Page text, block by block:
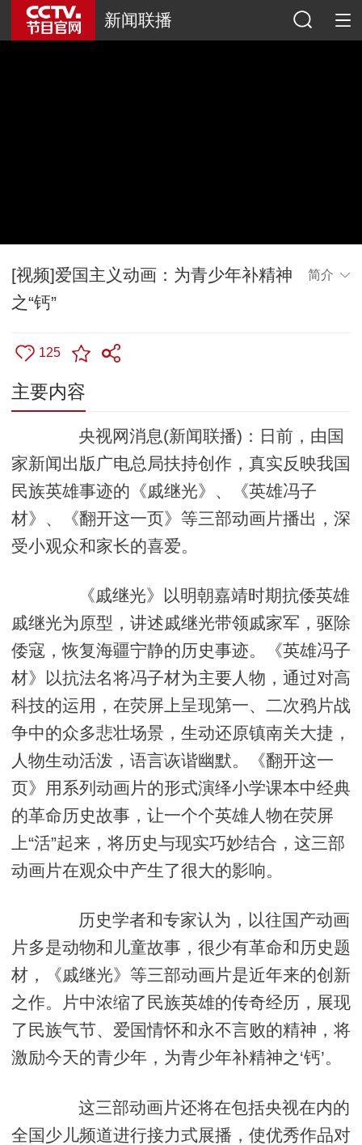
新闻联播
[视频]爱国主义动画：为青少年补精神
之“钙”
简介
125
主要内容
央视网消息(新闻联播)：日前，由国
家新闻出版广电总局扶持创作，真实反映我国
民族英雄事迹的《戚继光》、《英雄冯子
材》、《翻开这一页》等三部动画片播出，深
受小观众和家长的喜爱。
《戚继光》以明朝嘉靖时期抗倭英雄
戚继光为原型，讲述戚继光带领戚家军，驱除
倭寇，恢复海疆宁静的历史事迹。《英雄冯子
材》以抗法名将冯子材为主要人物，通过对高
科技的运用，在荧屏上呈现第一、二次鸦片战
争中的众多悲壮场景，生动还原镇南关大捷，
人物生动活泼，语言诙谐幽默。《翻开这一
页》用系列动画片的形式演绎小学课本中经典
的革命历史故事，让一个个英雄人物在荧屏
上“活”起来，将历史与现实巧妙结合，这三部
动画片在观众中产生了很大的影响。
历史学者和专家认为，以往国产动画
片多是动物和儿童故事，很少有革命和历史题
材，《戚继光》等三部动画片是近年来的创新
之作。片中浓缩了民族英雄的传奇经历，展现
了民族气节、爱国情怀和永不言败的精神，将
激励今天的青少年，为青少年补精神之‘钙’。
这三部动画片还将在包括央视在内的
全国少儿频道进行接力式展播，使优秀作品对